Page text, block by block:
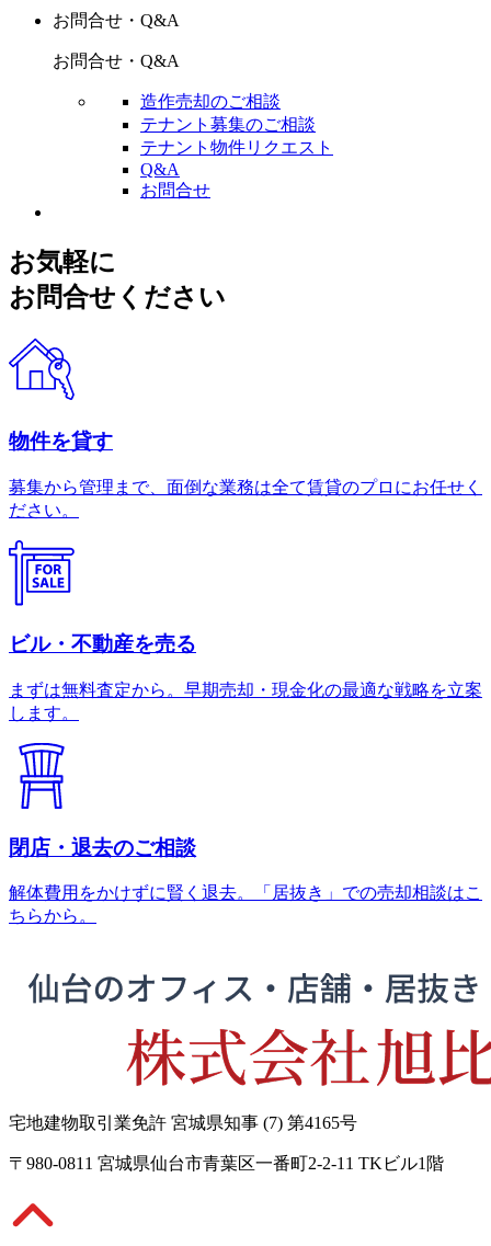
お問合せ・Q&A
お問合せ・Q&A
造作売却のご相談
テナント募集のご相談
テナント物件リクエスト
Q&A
お問合せ
お気軽に
お問合せください
物件を貸す
募集から管理まで、面倒な業務は全て賃貸のプロにお任せく
ださい。
ビル・不動産を売る
まずは無料査定から。早期売却・現金化の最適な戦略を立案
します。
閉店・退去のご相談
解体費用をかけずに賢く退去。「居抜き」での売却相談はこ
ちらから。
宅地建物取引業免許 宮城県知事 (7) 第4165号
〒980-0811 宮城県仙台市青葉区一番町2-2-11 TKビル1階